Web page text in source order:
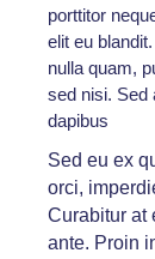
porttitor
elit eu
nulla quam,
sed nisi. Sed
dapibus
Sed eu ex
orci,
Curabitur at
ante. Proin